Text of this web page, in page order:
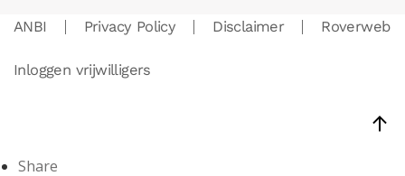
ANBI Privacy Policy Disclaimer Roverweb
Inloggen vrijwilligers
Share